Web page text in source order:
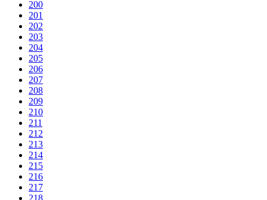
200
201
202
203
204
205
206
207
208
209
210
211
212
213
214
215
216
217
218